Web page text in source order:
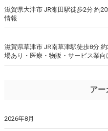
滋賀県大津市 JR瀬田駅徒歩2分 約
情報
滋賀県草津市 JR南草津駅徒歩8分
場あり・医療・物販・サービス業向
アー
2026年8月